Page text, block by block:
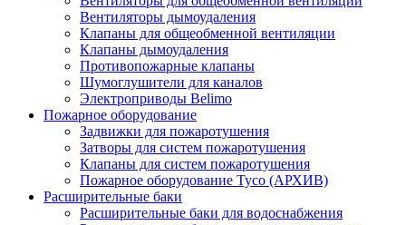
Вентиляторы дымоудаления
Клапаны для общеобменной вентиляции
Клапаны дымоудаления
Противопожарные клапаны
Шумоглушители для каналов
Электроприводы Belimo
Пожарное оборудование
Задвижки для пожаротушения
Затворы для систем пожаротушения
Клапаны для систем пожаротушения
Пожарное оборудование Tyco (АРХИВ)
Расширительные баки
Расширительные баки для водоснабжения